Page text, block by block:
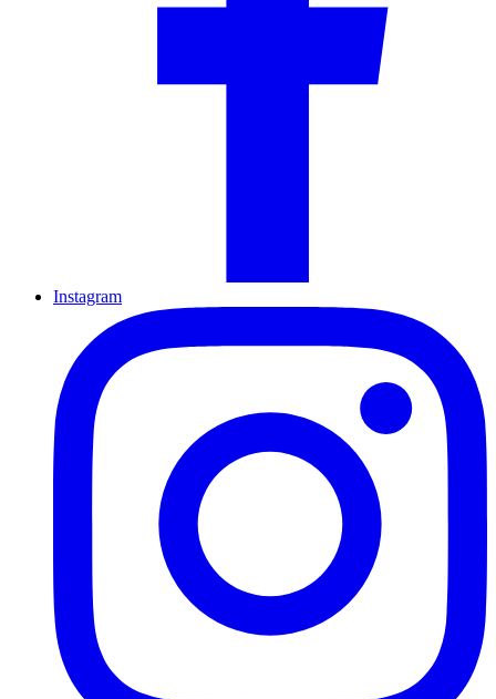
Instagram